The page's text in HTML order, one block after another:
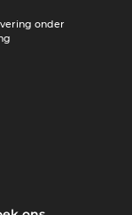
onder